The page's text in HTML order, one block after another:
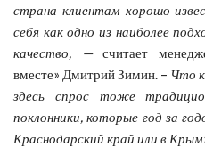
страна клиентам хорошо
себя как одно из наиболее
качество, —считает
вместе» Дмитрий Зимин. – Что
здесь спрос тоже
поклонники, которые год за
Краснодарский край или в Крым